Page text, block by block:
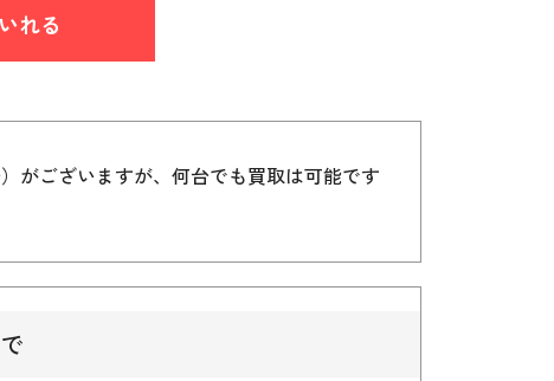
れる
がございますが、何台でも買取は可能です